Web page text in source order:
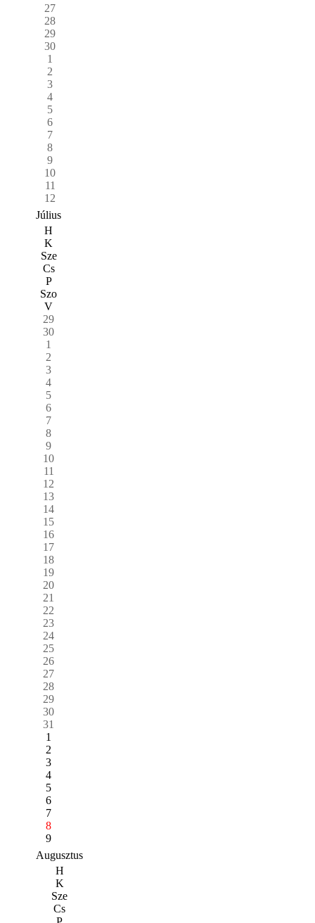
27
28
29
30
1
2
3
4
5
6
7
8
9
10
11
12
Július
H
K
Sze
Cs
P
Szo
V
29
30
1
2
3
4
5
6
7
8
9
10
11
12
13
14
15
16
17
18
19
20
21
22
23
24
25
26
27
28
29
30
31
1
2
3
4
5
6
7
8
9
Augusztus
H
K
Sze
Cs